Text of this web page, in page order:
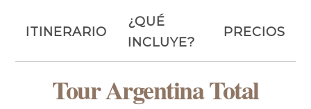
Itinerario
¿Qué
incluye?
Precios
Tour Argentina Total